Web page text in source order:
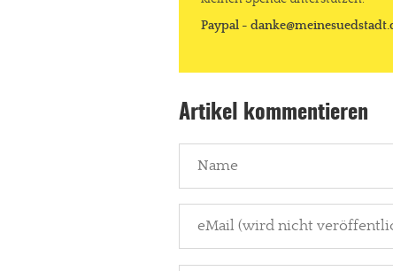
Paypal -
Artikel kommentieren